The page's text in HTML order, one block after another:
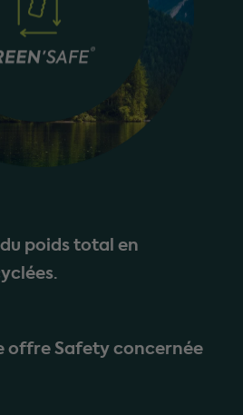
du poids total en
offre Safety concernée